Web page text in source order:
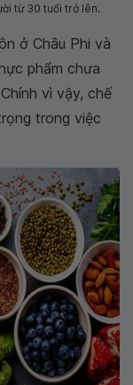
từ 30 tuổi trở lên.
ở Châu Phi và
phẩm chưa
vì vậy, chế
trong việc